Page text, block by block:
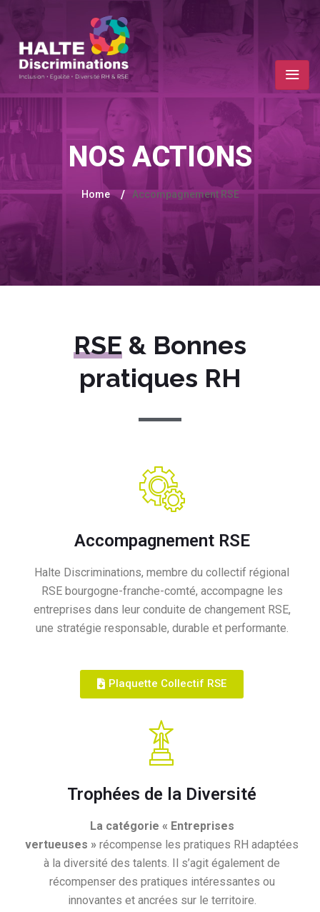
NOS ACTIONS
Home / Accompagnement RSE
RSE & Bonnes
pratiques RH
Accompagnement RSE
Halte Discriminations, membre du collectif régional
RSE bourgogne-franche-comté, accompagne les
entreprises dans leur conduite de changement RSE,
une stratégie responsable, durable et performante.
Plaquette Collectif RSE
Trophées de la Diversité
La catégorie « Entreprises
vertueuses » récompense les pratiques RH adaptées
à la diversité des talents. Il s’agit également de
récompenser des pratiques intéressantes ou
innovantes et ancrées sur le territoire.